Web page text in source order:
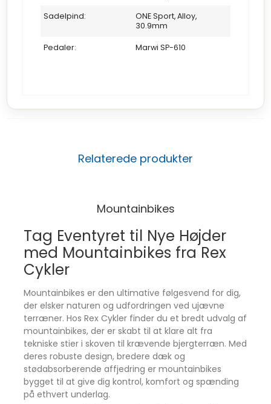
Sadelpind:
ONE Sport, Alloy,
30.9mm
Pedaler: Marwi SP-610
Relaterede produkter
Mountainbikes
Tag Eventyret til Nye Højder
med Mountainbikes fra Rex
Cykler
Mountainbikes er den ultimative følgesvend for dig,
der elsker naturen og udfordringen ved ujævne
terræner. Hos Rex Cykler finder du et bredt udvalg af
mountainbikes, der er skabt til at klare alt fra
tekniske stier i skoven til krævende bjergterræn. Med
deres robuste design, bredere dæk og
stødabsorberende affjedring er mountainbikes
bygget til at give dig kontrol, komfort og spænding
på ethvert underlag.